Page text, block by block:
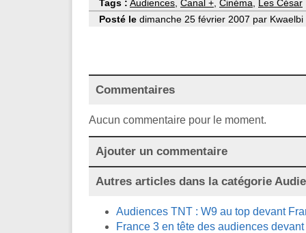
Tags : Audiences Canal + Cinéma
Les César
Posté le dimanche 25 février 2007 par
Commentaires
Aucun commentaire pour le moment.
Ajouter un commentaire
Autres articles dans la catégorie
Audiences TNT : W9 au top devant
France 3 en tête des audiences